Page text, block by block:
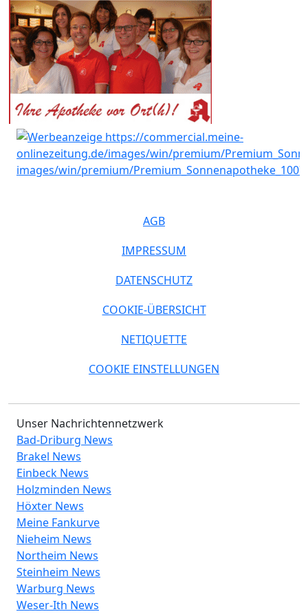
AGB
IMPRESSUM
DATENSCHUTZ
COOKIE-ÜBERSICHT
NETIQUETTE
COOKIE EINSTELLUNGEN
Unser Nachrichtennetzwerk
Bad-Driburg News
Brakel News
Einbeck News
Holzminden News
Höxter News
Meine Fankurve
Nieheim News
Northeim News
Steinheim News
Warburg News
Weser-Ith News